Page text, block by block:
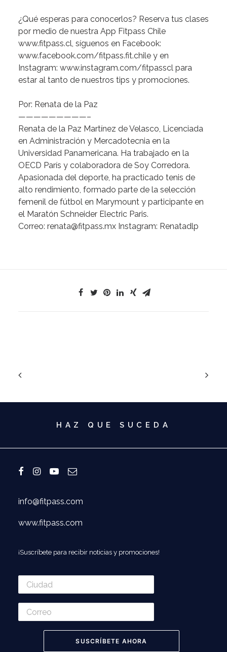
¿Qué esperas para conocerlos? Reserva tus clases
por medio de nuestra App Fitpass Chile
www.fitpass.cl, síguenos en Facebook:
www.facebook.com/fitpass.fit.chile y en
Instagram: www.instagram.com/fitpasscl para
estar al tanto de nuestros tips y promociones.
Por: Renata de la Paz
—————————–
Renata de la Paz Martínez deVelasco, Licenciada
en Administración y Mercadotecnia en la
Universidad Panamericana. Ha trabajado en la
OECD París y colaboradora de Soy Corredora.
Apasionada del deporte, ha practicado tenis de
alto rendimiento, formado parte de la selección
femenil de fútbol en Marymount y participante en
el Maratón Schneider Electric Paris.
Correo: renata@fitpass.mx Instagram: Renatadlp
HAZ QUE SUCEDA
info@fitpass.com
www.fitpass.com
¡Suscríbete para recibir noticias y promociones!